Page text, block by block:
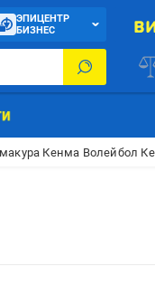
ЭПИЦЕНТР
БИЗНЕС
Кенма Волейбол